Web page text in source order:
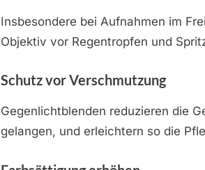
Insbesondere bei Aufnahmen im
Objektiv vor Regentropfen und
Schutz vor Verschmutzung
Gegenlichtblenden reduzieren die
gelangen, und erleichtern so die